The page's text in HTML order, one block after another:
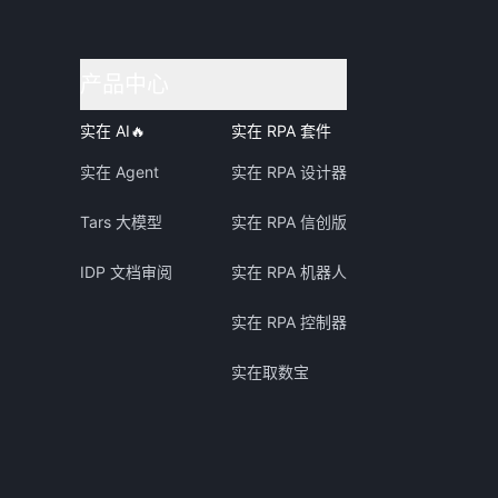
实在 AI🔥
实在 Agent
Tars 大模型
IDP 文档审阅
实在 RPA 套件
实在 RPA 设计器
实在 RPA 信创版
实在 RPA 机器人
实在 RPA 控制器
实在取数宝